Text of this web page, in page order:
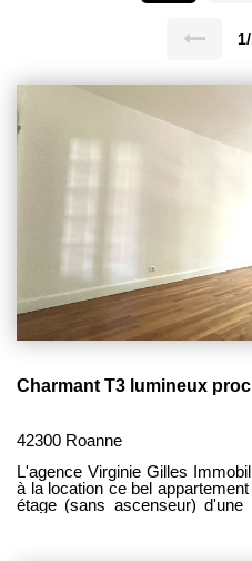
42300 Roanne
L'agence Virginie Gilles
à la location ce bel
étage (sans ascenseur)